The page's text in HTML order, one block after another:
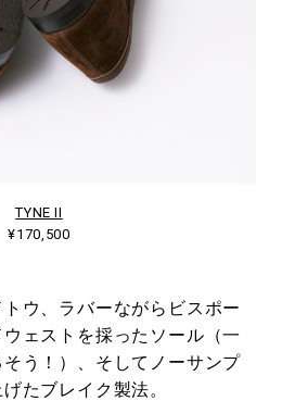
TYNE II
¥170,500
ウ、ラバーながらビスポー
ェストを採ったソール（一
う！）、そしてノーサンプ
たブレイク製法。